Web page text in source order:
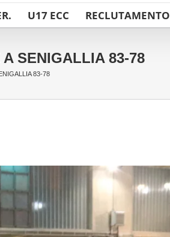
U17 ECC RECLUTAMENTO
SENIGALLIA 83-78
83-78